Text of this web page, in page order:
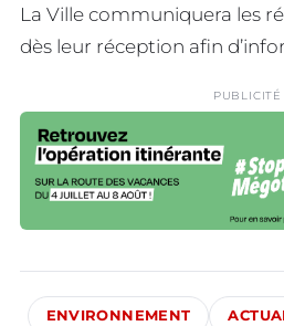
La Ville communiquera les
dès leur réception afin
PUBLICITÉ
ENVIRONNEMENT